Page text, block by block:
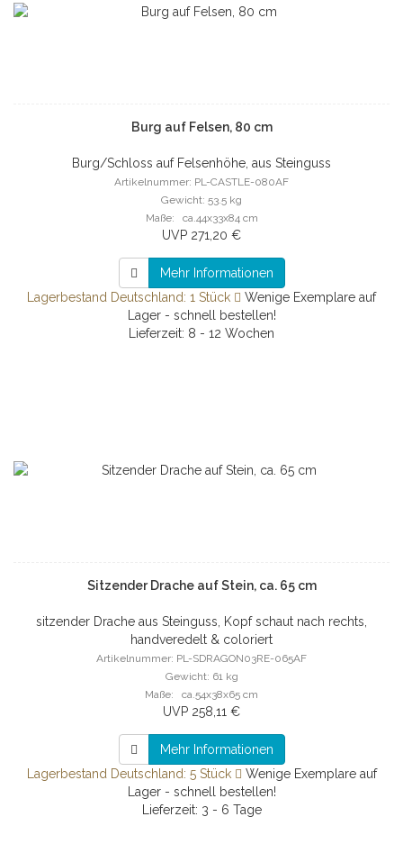
Burg auf Felsen, 80 cm
Burg/Schloss auf Felsenhöhe, aus Steinguss
Artikelnummer: PL-CASTLE-080AF
Gewicht: 53.5 kg
Maße: ca.44x33x84 cm
UVP 271,20 €
Mehr Informationen
Lagerbestand Deutschland: 1 Stück
Wenige Exemplare auf
Lager - schnell bestellen!
Lieferzeit: 8 - 12 Wochen
Sitzender Drache auf Stein, ca. 65 cm
sitzender Drache aus Steinguss, Kopf schaut nach rechts,
handveredelt & coloriert
Artikelnummer: PL-SDRAGON03RE-065AF
Gewicht: 61 kg
Maße: ca.54x38x65 cm
UVP 258,11 €
Mehr Informationen
Lagerbestand Deutschland: 5 Stück
Wenige Exemplare auf
Lager - schnell bestellen!
Lieferzeit: 3 - 6 Tage